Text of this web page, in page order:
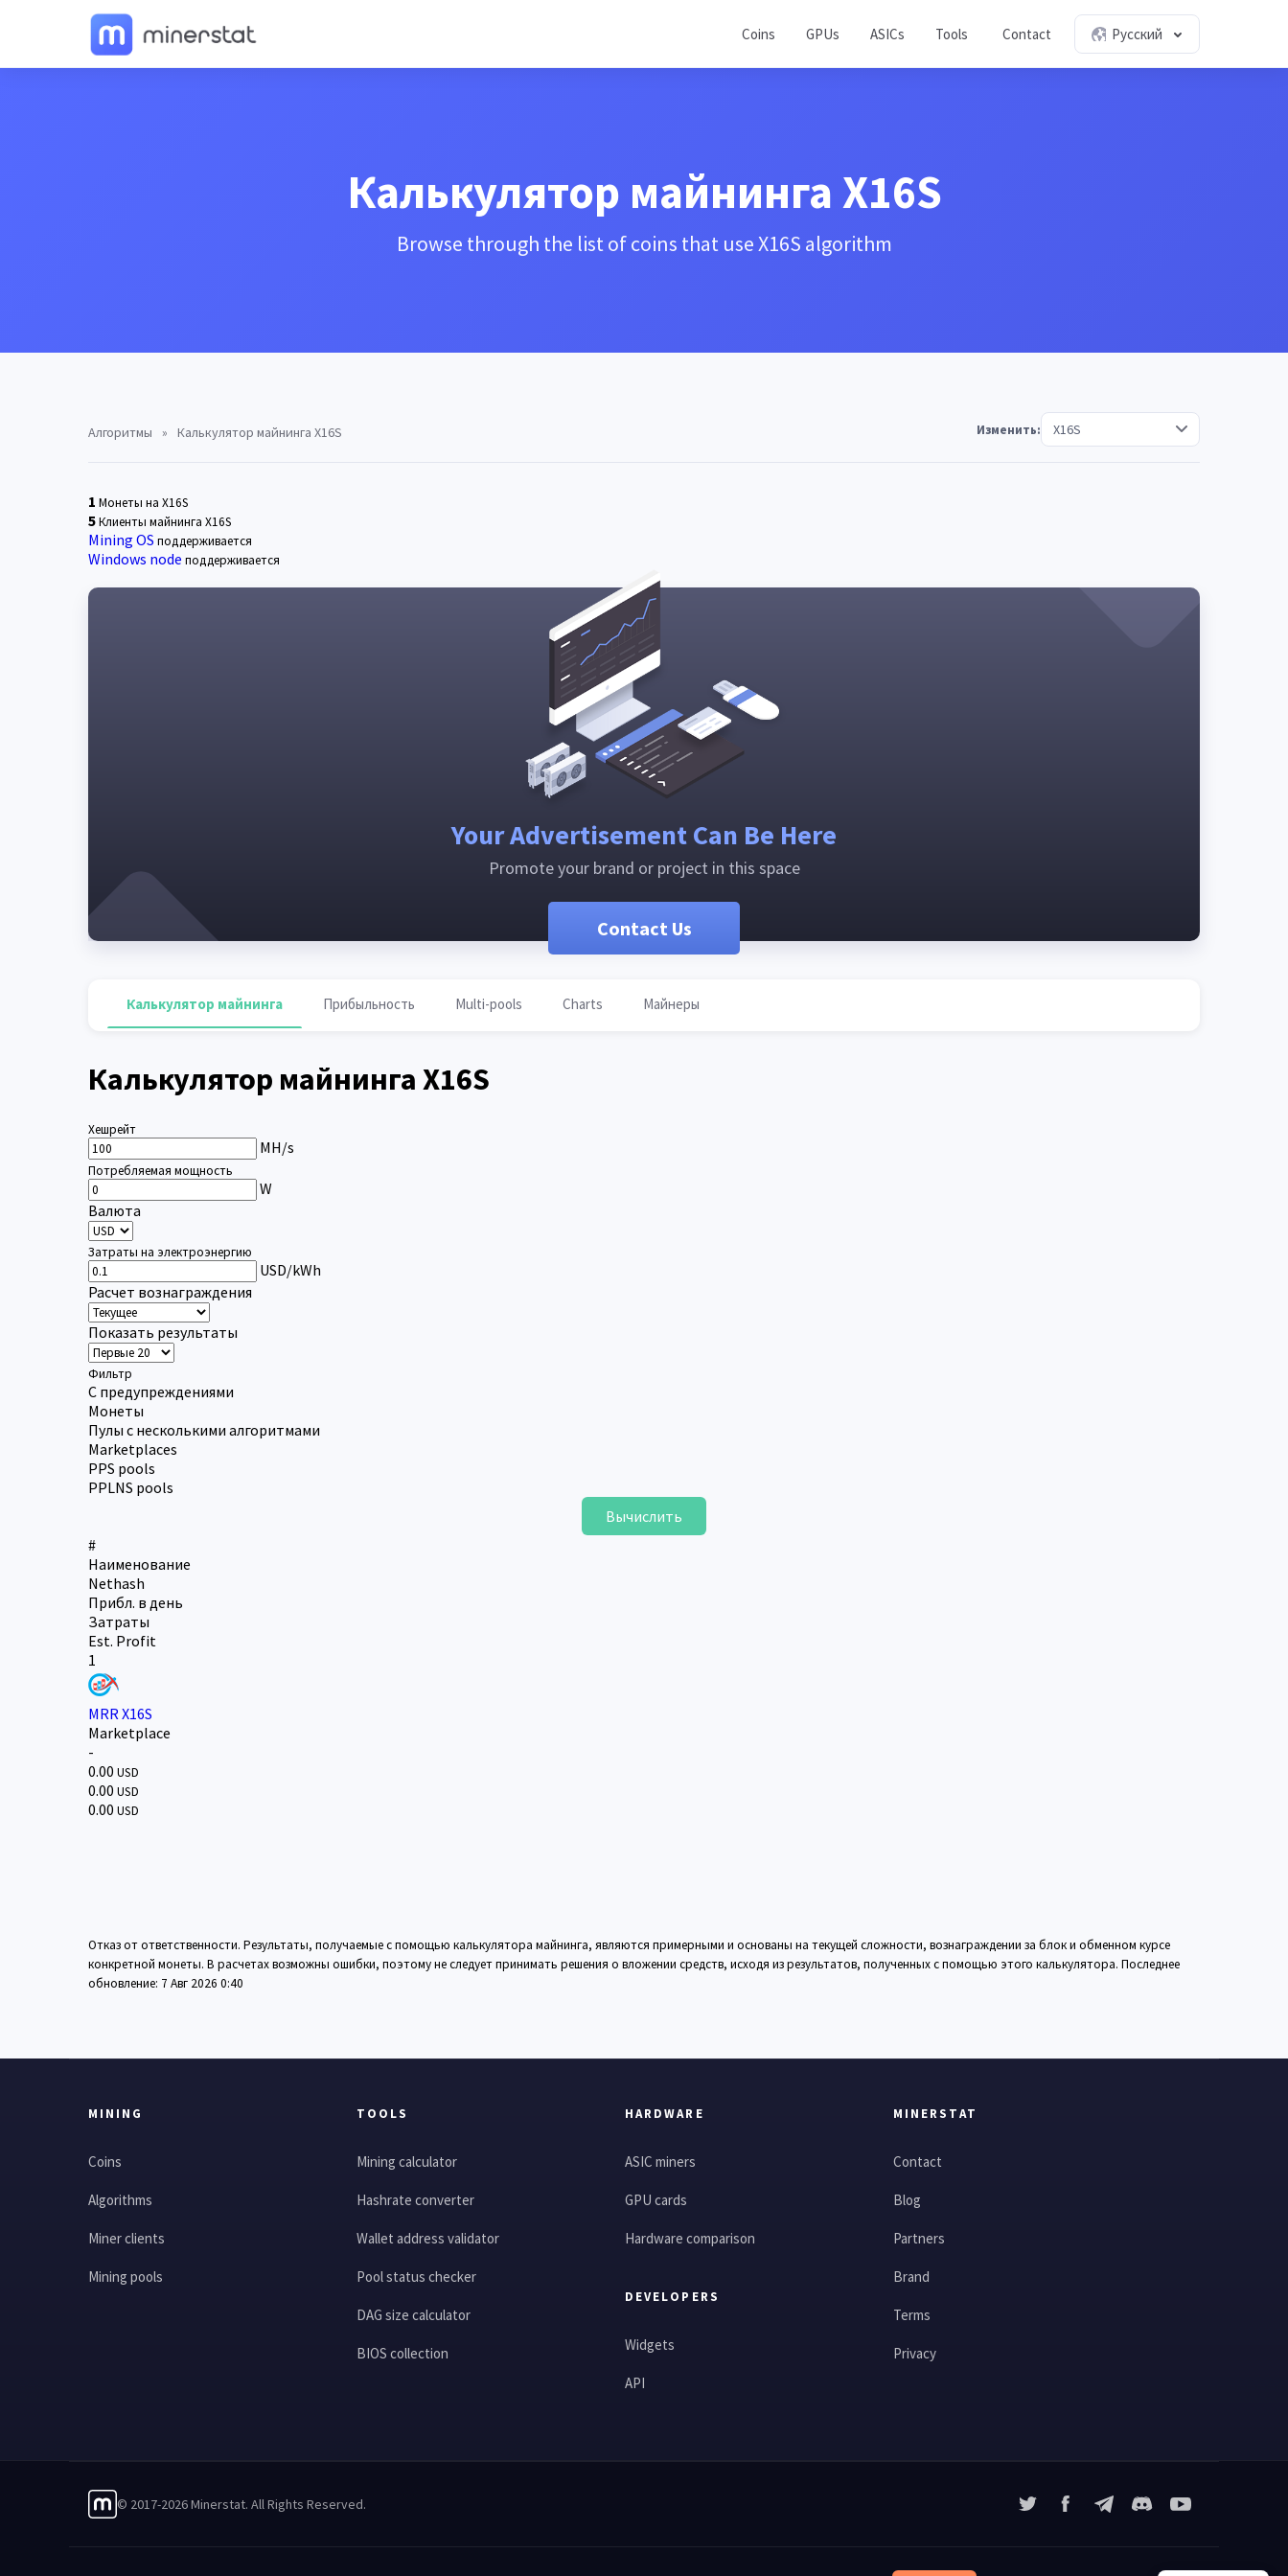
Coins GPUs ASICs Tools Contact Русский
Калькулятор майнинга X16S
Browse through the list of coins that use X16S algorithm
Алгоритмы » Калькулятор майнинга X16S Изменить:
1 Монеты на X16S
5Клиенты майнинга X16S
Mining OS поддерживается
Windows node поддерживается
Your Advertisement Can Be Here
Promote your brand or project in this space
Contact Us
Калькулятор майнинга Прибыльность Multi-pools Charts Майнеры
Калькулятор майнинга X16S
Хешрейт
MH/s
Потребляемая мощность
W
Валюта
Затраты на электроэнергию
USD/kWh
Расчет вознаграждения
Показать результаты
Фильтр
С предупреждениями
Монеты
Пулы с несколькими алгоритмами
Marketplaces
PPS pools
PPLNS pools
#
Наименование
Nethash
Прибл. в день
Затраты
Est. Profit
1
MRR X16S
Marketplace
-
0.00 USD
0.00 USD
0.00 USD
Отказ от ответственности. Результаты, получаемые с помощью калькулятора майнинга, являются примерными и основаны на текущей сложности, вознаграждении за блок и обменном курсе
конкретной монеты. В расчетах возможны ошибки, поэтому не следует принимать решения о вложении средств, исходя из результатов, полученных с помощью этого калькулятора. Последнее
обновление: 7 Авг 2026 0:40
MINING
Coins
Algorithms
Miner clients
Mining pools
TOOLS
Mining calculator
Hashrate converter
Wallet address validator
Pool status checker
DAG size calculator
BIOS collection
HARDWARE
ASIC miners
GPU cards
Hardware comparison
DEVELOPERS
Widgets
API
MINERSTAT
Contact
Blog
Partners
Brand
Terms
Privacy
© 2017-2026 Minerstat. All Rights Reserved. FacebookTelegramYouTube